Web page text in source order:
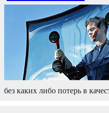
без каких либо потерь в